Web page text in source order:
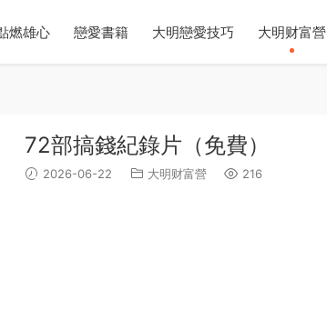
燃雄心 戀愛書籍 大明戀愛技巧 大明财富營
72部搞錢紀錄片（免費）
2026-06-22 大明财富營 216